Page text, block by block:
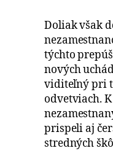
Doliak však
týchto
nových
viditeľný pri
odvetviach.
prispeli aj
stredných